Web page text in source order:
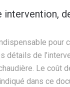
intervention,
pour
détails de
Le coût
dans ce